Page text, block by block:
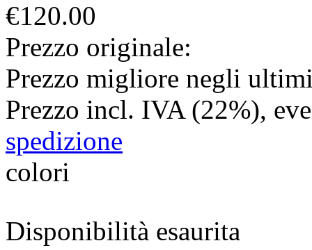
€120.00
Prezzo originale:
Prezzo migliore negli
Prezzo incl. IVA (22%),
spedizione
colori
Disponibilità esaurita